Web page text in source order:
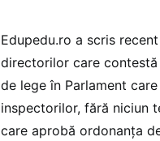
Edupedu.ro a scris
directorilor care
de lege în Parlament
inspectorilor, fără niciun
care aprobă ordonanța